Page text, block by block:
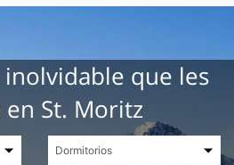
inolvidable que les
en St. Moritz